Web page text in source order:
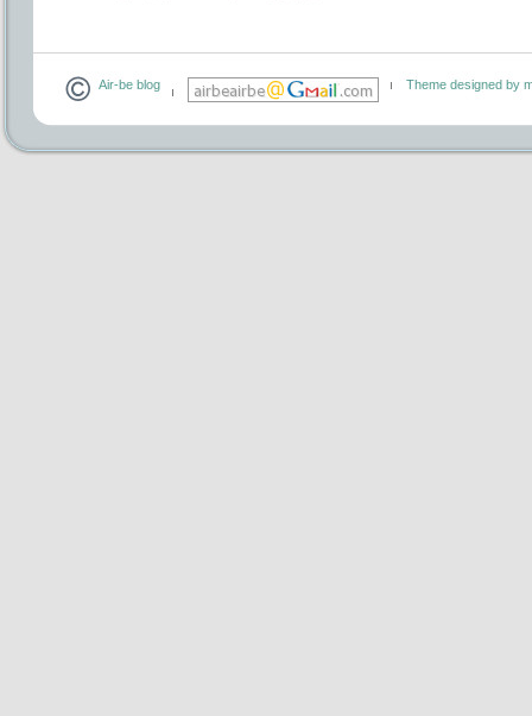
Air-be blog Theme designed by